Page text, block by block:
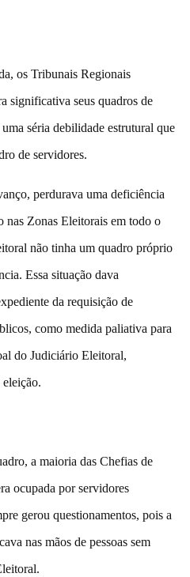
Regionais
significativa seus quadros de
séria debilidade estrutural que
de servidores.
uma deficiência
nas Zonas Eleitorais em todo o
não tinha um quadro próprio
Essa situação dava
da requisição de
como medida paliativa para
do Judiciário Eleitoral,
maioria das Chefias de
ocupada por servidores
gerou questionamentos, pois a
nas mãos de pessoas sem